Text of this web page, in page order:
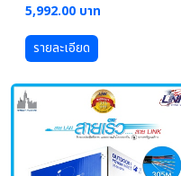
5,992.00 บาท
รายละเอียด